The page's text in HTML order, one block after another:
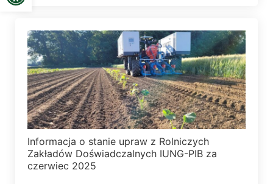
Informacja o stanie upraw z Rolniczych
Zakładów Doświadczalnych IUNG-PIB za
czerwiec 2025